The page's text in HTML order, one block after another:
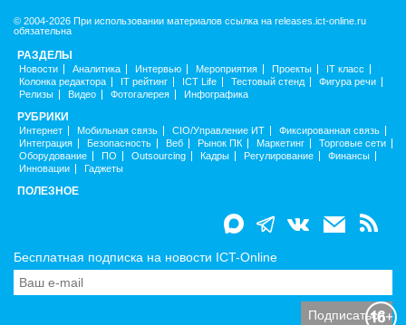
© 2004-2026 При использовании материалов ссылка на releases.ict-online.ru
обязательна
РАЗДЕЛЫ
Новости Аналитика Интервью Мероприятия Проекты
IT класс
Колонка редактора
IT рейтинг ICT Life Тестовый стенд
Фигура речи
Релизы
Видео Фотогалерея Инфографика
РУБРИКИ
Интернет Мобильная связь CIO/Управление ИТ
Фиксированная связь
Интеграция
Безопасность Веб Рынок ПК Маркетинг
Торговые сети
Оборудование
ПО Outsourcing Кадры Регулирование
Финансы
Инновации
Гаджеты
ПОЛЕЗНОЕ
Бесплатная подписка на новости ICT-Online